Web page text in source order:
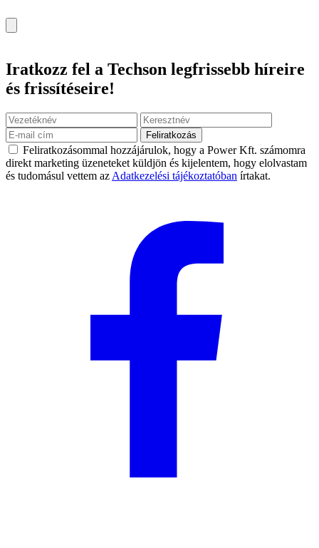
Iratkozz fel a Techson legfrissebb híreire
és frissítéseire!
Feliratkozás
Feliratkozásommal hozzájárulok, hogy a Power Kft. számomra
direkt marketing üzeneteket küldjön és kijelentem, hogy elolvastam
és tudomásul vettem az Adatkezelési tájékoztatóban írtakat.